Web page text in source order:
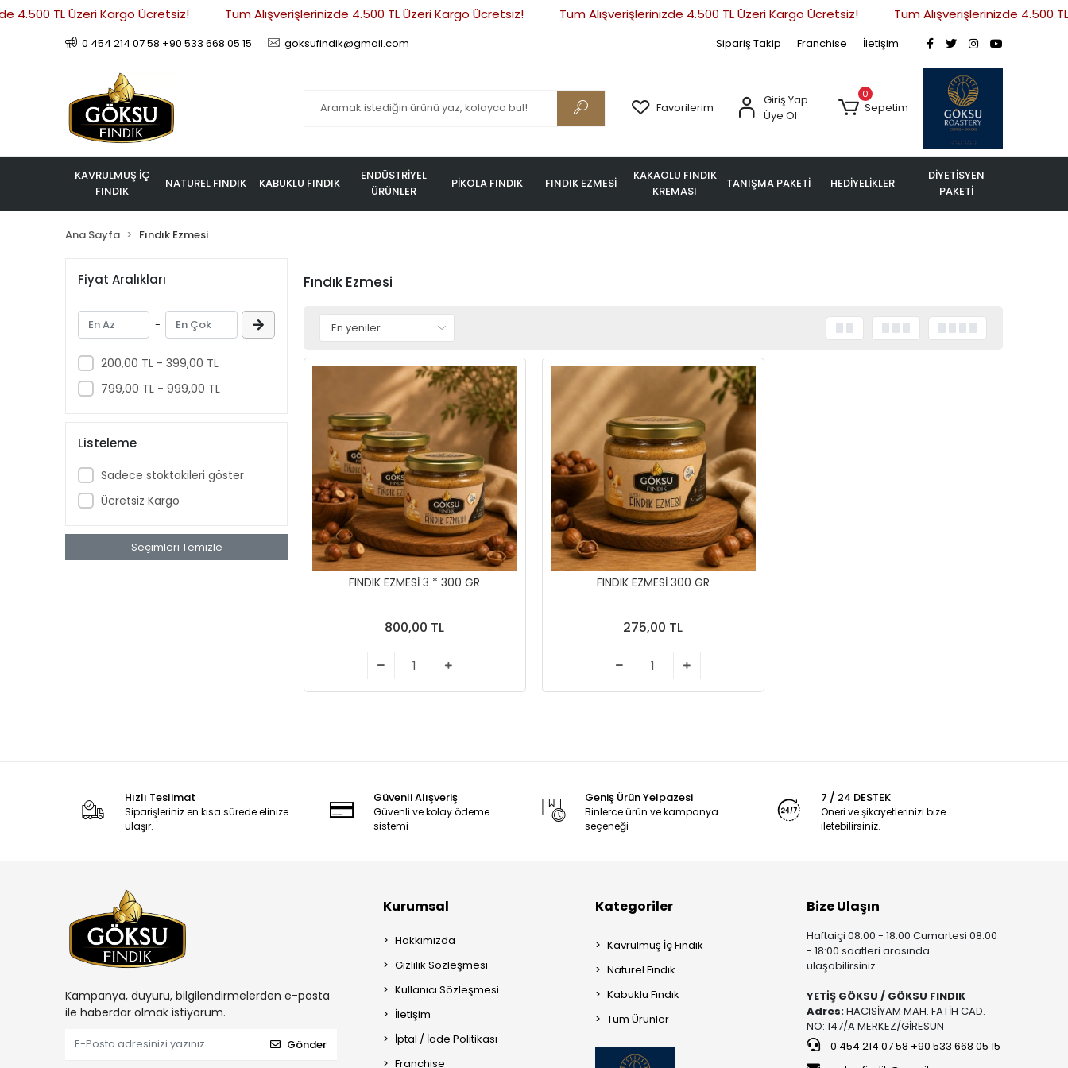
4.500 TL Üzeri Kargo Ücretsiz! Tüm Alışverişlerinizde 4.500 TL Üzeri Kargo Ücretsiz! Tüm Alışverişlerinizde 4.500 TL Üzeri Kargo Ücretsiz! Tüm Alışverişlerinizde 4.500
0 454 214 07 58 +90 533 668 05 15 goksufindik@gmail.com Sipariş Takip Franchise İletişim
Favorilerim
Giriş Yap
Üye Ol
0
Sepetim
KAVRULMUŞ İÇ
FINDIK
NATUREL FINDIK KABUKLU FINDIK
ENDÜSTRİYEL
ÜRÜNLER
PİKOLA FINDIK FINDIK EZMESİ
KAKAOLU FINDIK
KREMASI
TANIŞMA PAKETİ HEDİYELİKLER
DİYETİSYEN
PAKETİ
Ana Sayfa Fındık Ezmesi
Fiyat Aralıkları
-
200,00 TL - 399,00 TL
799,00 TL - 999,00 TL
Listeleme
Sadece stoktakileri göster
Ücretsiz Kargo
Seçimleri Temizle
Fındık Ezmesi
FINDIK EZMESİ 3 * 300 GR
800,00 TL
FINDIK EZMESİ 300 GR
275,00 TL
Hızlı Teslimat
Siparişleriniz en kısa sürede elinize
ulaşır.
Güvenli Alışveriş
Güvenli ve kolay ödeme
sistemi
Geniş Ürün Yelpazesi
Binlerce ürün ve kampanya
seçeneği
7 / 24 DESTEK
Öneri ve şikayetlerinizi bize
iletebilirsiniz.
Kampanya, duyuru, bilgilendirmelerden e-posta
ile haberdar olmak istiyorum.
Gönder
Kurumsal
Hakkımızda
Gizlilik Sözleşmesi
Kullanıcı Sözleşmesi
İletişim
İptal / İade Politikası
Franchise
Kategoriler
Kavrulmuş İç Fındık
Naturel Fındık
Kabuklu Fındık
Tüm Ürünler
Bize Ulaşın
Haftaiçi 08:00 - 18:00 Cumartesi 08:00
- 18:00 saatleri arasında
ulaşabilirsiniz.
YETİŞ GÖKSU / GÖKSU FINDIK
Adres:HACISİYAM MAH. FATİH CAD.
NO: 147/A MERKEZ/GİRESUN
0 454 214 07 58 +90 533 668 05 15